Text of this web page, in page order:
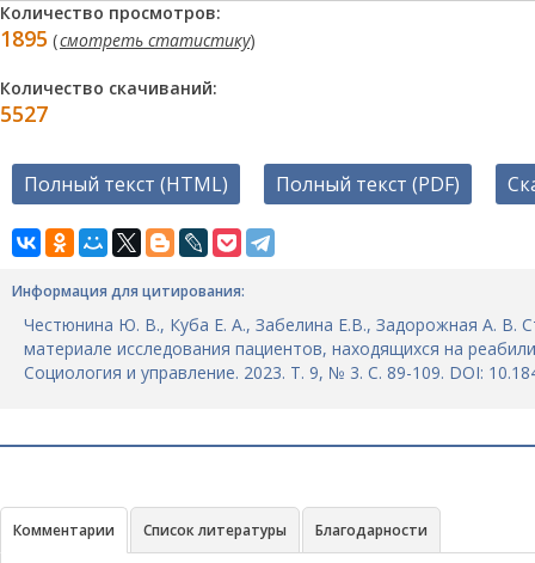
Количество просмотров:
1895 (смотреть статистику)
Количество скачиваний:
5527
Полный текст (HTML) Полный текст (PDF)
Информация для цитирования:
Честюнина Ю. В., Куба Е. А., Забелина Е.В., Задорожная А. В.
материале исследования пациентов, находящихся на
Социология и управление. 2023. Т. 9, № 3. С. 89-109. DOI:
Комментарии Список литературы Благодарности